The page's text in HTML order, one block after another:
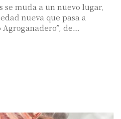
se muda a un nuevo lugar,
nueva que pasa a
de…